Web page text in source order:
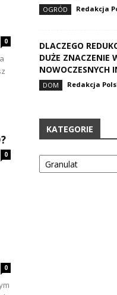
0
0
0
OGRÓD Redakcja
DLACZEGO
DUŻE ZNACZENIE
NOWOCZESNYCH
DOM Redakcja
KATEGORIE
Kategorie